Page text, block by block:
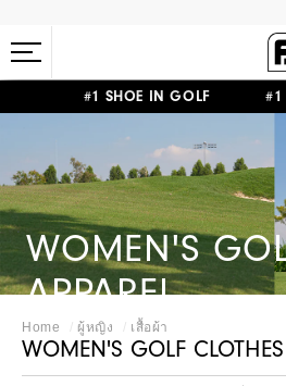
#1 SHOE IN GOLF #1
WOMEN'S
APPAREL
Home ผู้หญิง เสื้อผ้า
WOMEN'S GOLF CLOTHES